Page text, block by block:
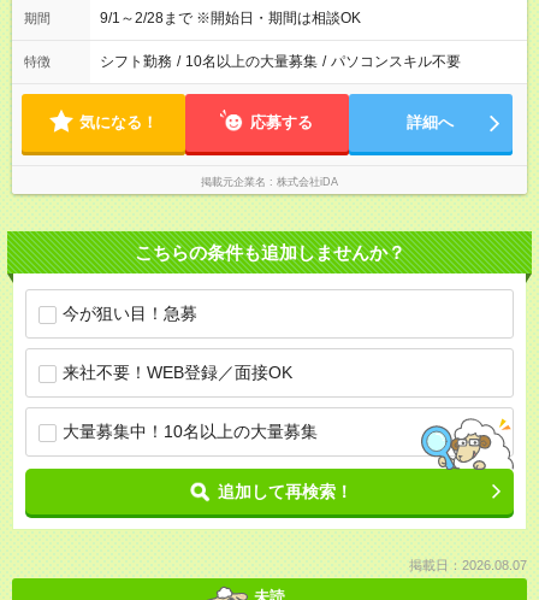
期間 9/1～2/28まで ※開始日・期間は相談OK
特徴 シフト勤務 / 10名以上の大量募集 / パソコンスキル不要
気になる！ 応募する 詳細へ
掲載元企業名 株式会社iDA
こちらの条件も追加しませんか？
今が狙い目！急募
来社不要！WEB登録／面接OK
大量募集中！10名以上の大量募集
追加して再検索！
掲載日：2026.08.07